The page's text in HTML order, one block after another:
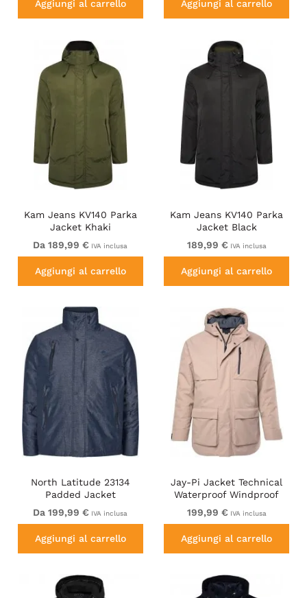
Aggiungi al carrello Aggiungi al carrello
Kam Jeans KV140 Parka
Jacket Khaki
Da 189,99 € IVA inclusa
Aggiungi al carrello
Kam Jeans KV140 Parka
Jacket Black
189,99 € IVA inclusa
Aggiungi al carrello
North Latitude 23134
Padded Jacket
Waterproof 3K Navy
Da 199,99 € IVA inclusa
Aggiungi al carrello
Jay-Pi Jacket Technical
Waterproof Windproof
Dusty Pink
199,99 € IVA inclusa
Aggiungi al carrello